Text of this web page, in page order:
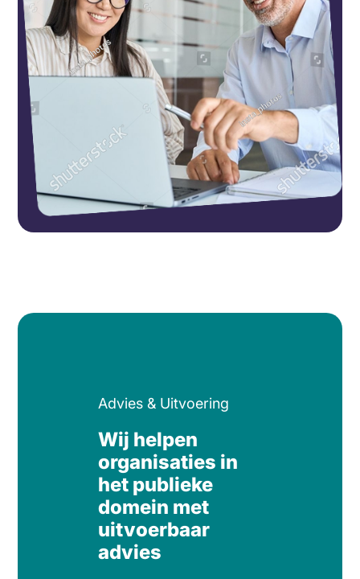
Advies & Uitvoering
Wij helpen
organisaties in
het publieke
domein met
uitvoerbaar
advies